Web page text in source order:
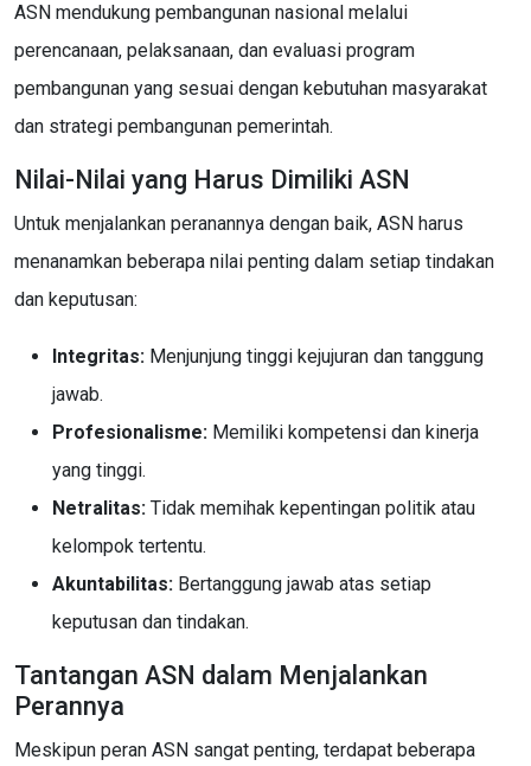
ASN mendukung pembangunan nasional melalui
perencanaan, pelaksanaan, dan evaluasi program
pembangunan yang sesuai dengan kebutuhan masyarakat
dan strategi pembangunan pemerintah.
Nilai-Nilai yang Harus Dimiliki ASN
Untuk menjalankan peranannya dengan baik, ASN harus
menanamkan beberapa nilai penting dalam setiap tindakan
dan keputusan:
Integritas: Menjunjung tinggi kejujuran dan tanggung
jawab.
Profesionalisme: Memiliki kompetensi dan kinerja
yang tinggi.
Netralitas: Tidak memihak kepentingan politik atau
kelompok tertentu.
Akuntabilitas: Bertanggung jawab atas setiap
keputusan dan tindakan.
Tantangan ASN dalam Menjalankan
Perannya
Meskipun peran ASN sangat penting, terdapat beberapa